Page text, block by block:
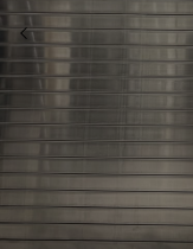
前の画像